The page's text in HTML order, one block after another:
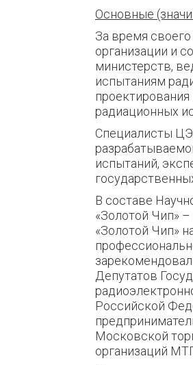
Основные
За время
организации и
министерств,
испытаниям
радиационных
Специалисты
испытаний,
В составе
«Золотой Чип»
«Золотой Чип»
Депутатов
Российской
Московской
организаций